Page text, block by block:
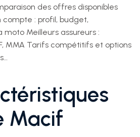
des offres disponibles
: profil, budget,
Meilleurs assureurs :
MMA Tarifs compétitifs et options
Macif